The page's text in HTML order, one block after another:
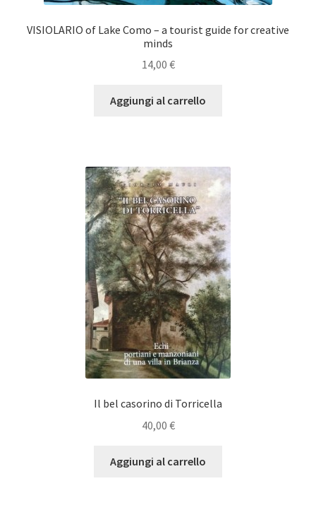
VISIOLARIO of Lake Como – a tourist guide for creative
minds
14,00 €
Aggiungi al carrello
Il bel casorino di Torricella
40,00 €
Aggiungi al carrello